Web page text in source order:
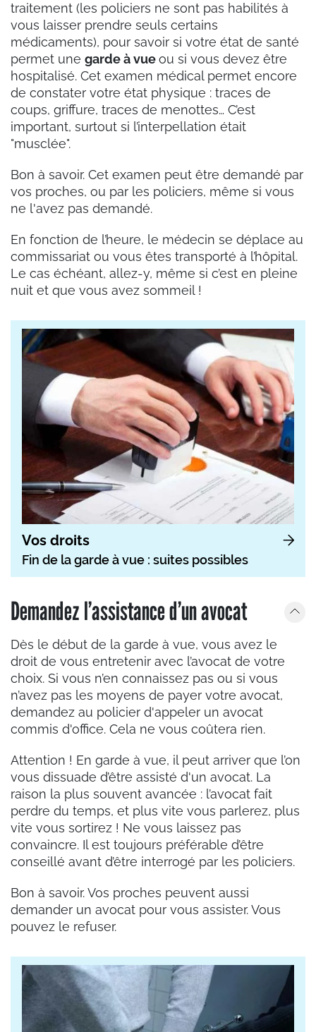
traitement (les policiers ne sont pas habilités à
vous laisser prendre seuls certains
médicaments), pour savoir si votre état de santé
permet une garde à vueou si vous devez être
hospitalisé. Cet examen médical permet encore
de constater votre état physique : traces de
coups, griffure, traces de menottes… C’est
important, surtout si l’interpellation était
"musclée".
Bon à savoir. Cet examen peut être demandé par
vos proches, ou par les policiers, même si vous
ne l'avez pas demandé.
En fonction de l’heure, le médecin se déplace au
commissariat ou vous êtes transporté à l’hôpital.
Le cas échéant, allez-y, même si c’est en pleine
nuit et que vous avez sommeil !
Vos droits
Fin de la garde à vue : suites possibles
Demandez l’assistance d’un avocat
Dès le début de la garde à vue, vous avez le
droit de vous entretenir avec l’avocat de votre
choix. Si vous n’en connaissez pas ou si vous
n’avez pas les moyens de payer votre avocat,
demandez au policier d'appeler un avocat
commis d'office. Cela ne vous coûtera rien.
Attention ! En garde à vue, il peut arriver que l’on
vous dissuade d’être assisté d'un avocat. La
raison la plus souvent avancée : l’avocat fait
perdre du temps, et plus vite vous parlerez, plus
vite vous sortirez ! Ne vous laissez pas
convaincre. Il est toujours préférable d’être
conseillé avant d’être interrogé par les policiers.
Bon à savoir. Vos proches peuvent aussi
demander un avocat pour vous assister. Vous
pouvez le refuser.